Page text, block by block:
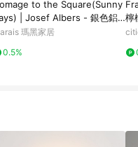
to the Square(Sunny
| Josef Albers - 銀色鋁
-中尺寸瑪黑家居
0.5%
檸